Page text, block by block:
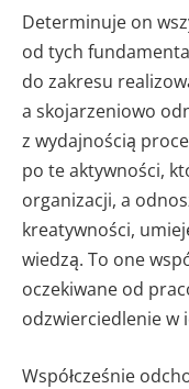
Determinuje on
od tych
do zakresu
a skojarzeniowo
z wydajnością
po te aktywności,
organizacji, a
kreatywności,
wiedzą. To one
oczekiwane od
odzwierciedlenie w
Współcześnie